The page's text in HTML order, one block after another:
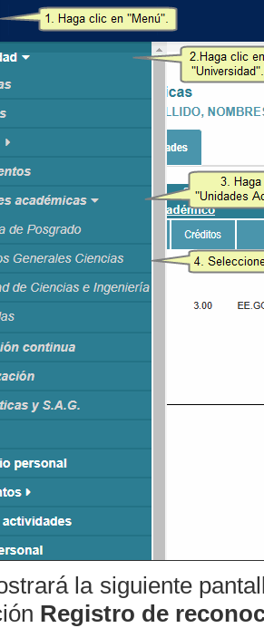
la siguiente
Registro de